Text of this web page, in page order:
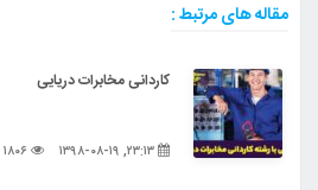
مقاله های مرتبط :
کاردانی مخابرات دریایی